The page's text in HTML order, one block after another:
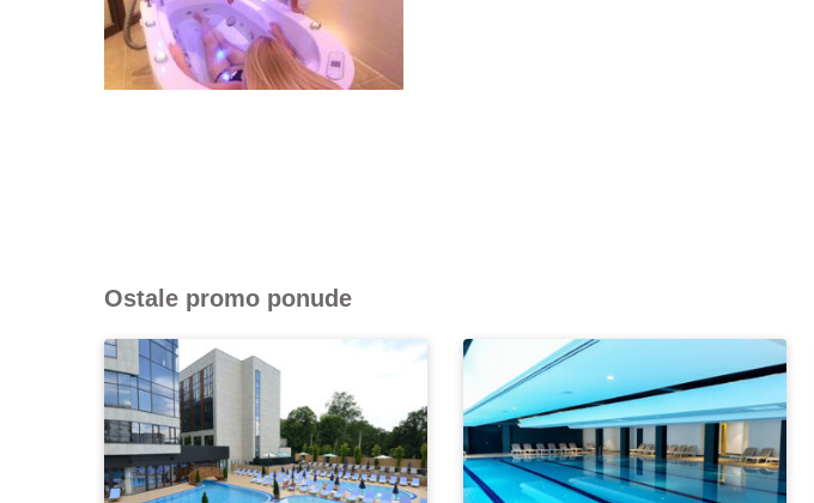
Ostale promo ponude